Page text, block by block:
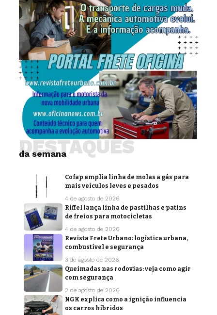
da semana
DESTAQUES
Cofap amplia linha de molas a gás para
mais veículos leves e pesados
4 de agosto de 2026
Riffel lança linha de pastilhas e patins
de freios para motocicletas
4 de agosto de 2026
Revista Frete Urbano: logística urbana,
combustível e segurança
3 de agosto de 2026
Queimadas nas rodovias: veja como agir
com segurança
2 de agosto de 2026
NGK explica como a ignição influencia
os carros híbridos